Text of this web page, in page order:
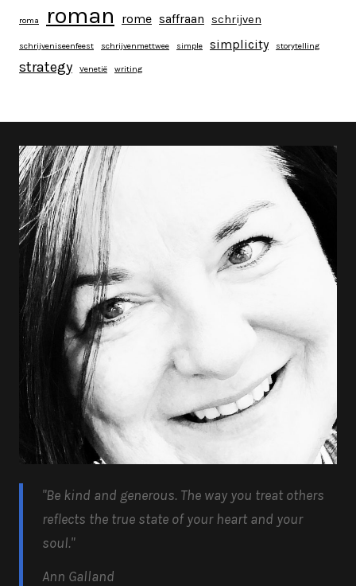
roma roman rome saffraan schrijven
schrijveniseenfeest schrijvenmettwee simple simplicity storytelling
strategy Venetië writing
"Be kind and generous. The way you treat others
reflects the true state of your heart and your
soul."
Ann Galland